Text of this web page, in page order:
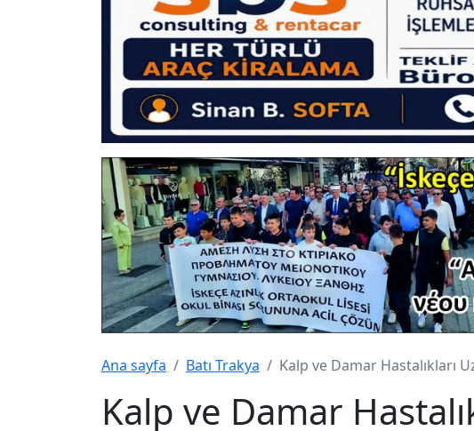
Ana sayfa Batı Trakya Kalp ve Damar Hastalıkları
Kalp ve Damar